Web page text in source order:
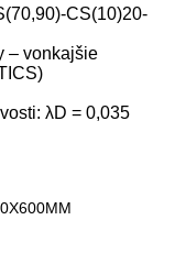
CS(10)20-
– vonkajšie
λD = 0,035